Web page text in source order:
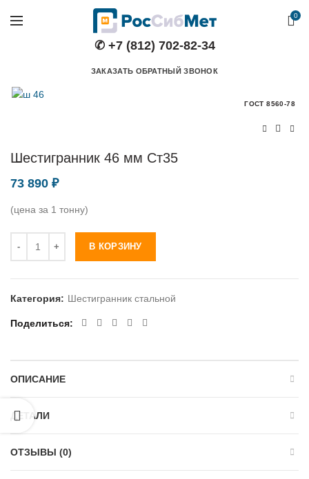
0
✆ +7 (812) 702-82-34
ЗАКАЗАТЬ ОБРАТНЫЙ ЗВОНОК
ГОСТ 8560-78
Шестигранник 46 мм Ст35
73 890 ₽
(цена за 1 тонну)
В КОРЗИНУ
Категория: Шестигранник стальной
Поделиться
ОПИСАНИЕ
ДЕТАЛИ
ОТЗЫВЫ (0)